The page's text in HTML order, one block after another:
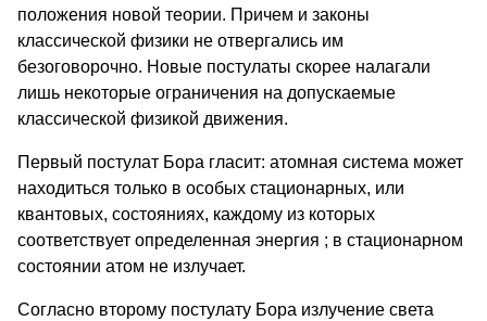
положения новой теории. Причем и законы
классической физики не отвергались им
безоговорочно. Новые постулаты скорее налагали
лишь некоторые ограничения на допускаемые
классической физикой движения.
Первый постулат Бора гласит: атомная система может
находиться только в особых стационарных, или
квантовых, состояниях, каждому из которых
соответствует определенная энергия ; в стационарном
состоянии атом не излучает.
Согласно второму постулату Бора излучение света